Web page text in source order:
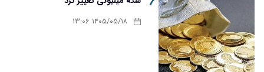
۱۴۰۵/۰۵/۱۸ ۱۳:۰۶